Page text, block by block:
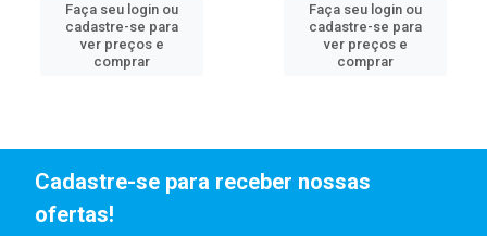
Faça seu login ou
cadastre-se para
ver preços e
comprar
Faça seu login ou
cadastre-se para
ver preços e
comprar
Cadastre-se para receber nossas
ofertas!